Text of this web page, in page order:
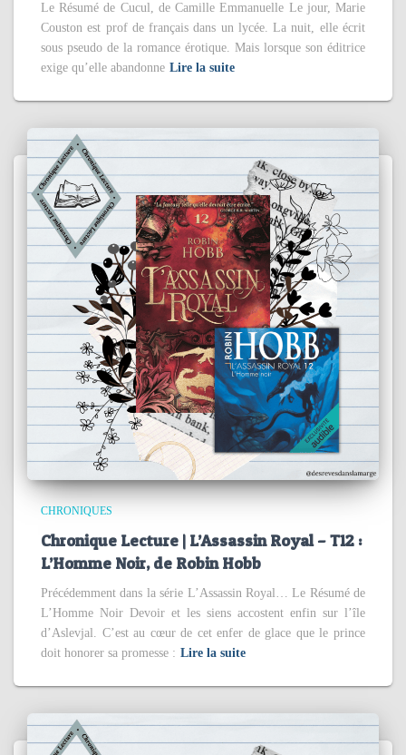
Le Résumé de Cucul, de Camille Emmanuelle Le jour, Marie
Couston est prof de français dans un lycée. La nuit, elle écrit
sous pseudo de la romance érotique. Mais lorsque son éditrice
exige qu’elle abandonne Lire la suite
CHRONIQUES
Chronique Lecture | L’Assassin Royal – T12 :
L’Homme Noir, de Robin Hobb
Précédemment dans la série L’Assassin Royal… Le Résumé de
L’Homme Noir Devoir et les siens accostent enfin sur l’île
d’Aslevjal. C’est au cœur de cet enfer de glace que le prince
doit honorer sa promesse : Lire la suite